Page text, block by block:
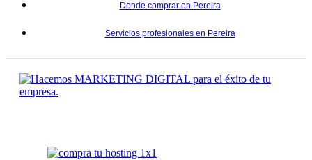
Donde comprar en Pereira
Servicios profesionales en Pereira